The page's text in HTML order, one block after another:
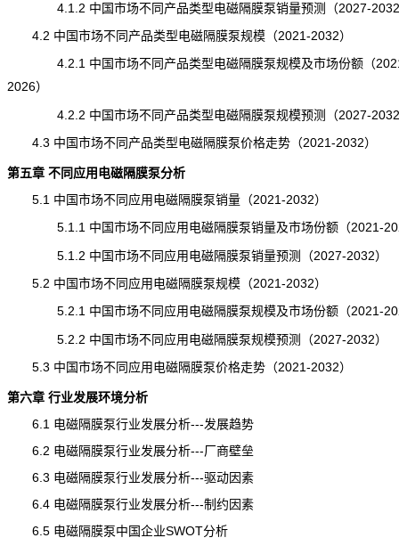
4.1.2 中国市场不同产品类型电磁隔膜泵销量预测（2027-
4.2 中国市场不同产品类型电磁隔膜泵规模（2021-2032）
4.2.1 中国市场不同产品类型电磁隔膜泵规模及市场份额（
2026）
4.2.2 中国市场不同产品类型电磁隔膜泵规模预测（2027-
4.3 中国市场不同产品类型电磁隔膜泵价格走势（2021-2032）
第五章 不同应用电磁隔膜泵分析
5.1 中国市场不同应用电磁隔膜泵销量（2021-2032）
5.1.1 中国市场不同应用电磁隔膜泵销量及市场份额（2021-
5.1.2 中国市场不同应用电磁隔膜泵销量预测（2027-2032）
5.2 中国市场不同应用电磁隔膜泵规模（2021-2032）
5.2.1 中国市场不同应用电磁隔膜泵规模及市场份额（2021-
5.2.2 中国市场不同应用电磁隔膜泵规模预测（2027-2032）
5.3 中国市场不同应用电磁隔膜泵价格走势（2021-2032）
第六章 行业发展环境分析
6.1 电磁隔膜泵行业发展分析---发展趋势
6.2 电磁隔膜泵行业发展分析---厂商壁垒
6.3 电磁隔膜泵行业发展分析---驱动因素
6.4 电磁隔膜泵行业发展分析---制约因素
6.5 电磁隔膜泵中国企业SWOT分析